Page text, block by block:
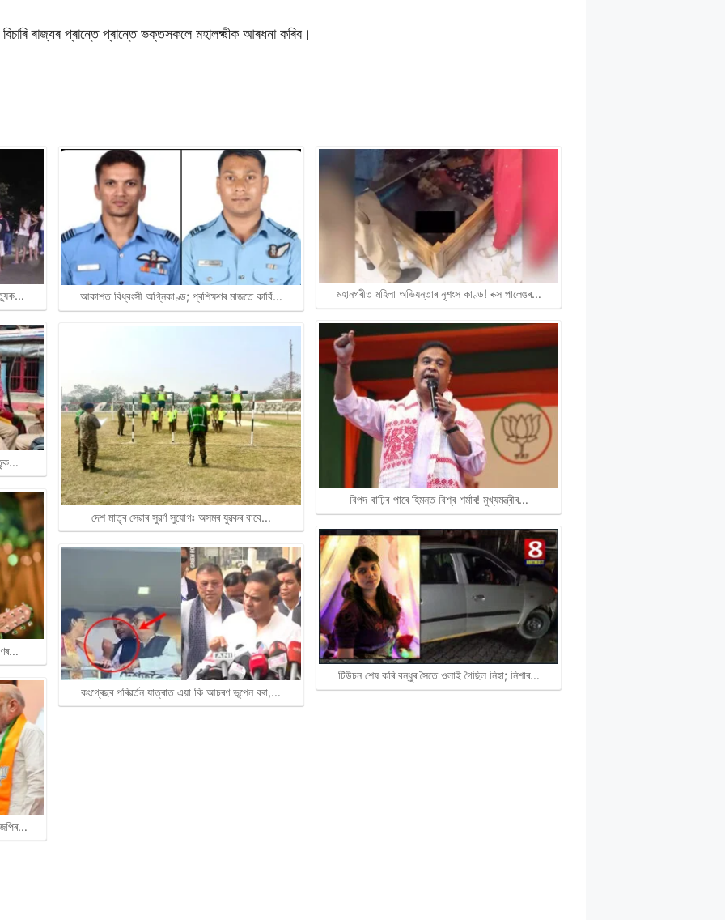
ৰাজ্যৰ প্ৰান্তে প্ৰান্তে ভক্তসকলে মহালক্ষ্মীক আৰধনা কৰিব।
আকাশত বিধ্বংসী অগ্নিকাণ্ড; প্ৰশিক্ষণৰ মাজতে কাৰ্বি…
দেশ মাতৃৰ সেৱাৰ সুৱৰ্ণ সুযোগঃ অসমৰ যুৱকৰ বাবে…
কংগ্ৰেছৰ পৰিৱৰ্তন যাত্ৰাত এয়া কি আচৰণ ভূপেন বৰা,…
মহানগৰীত মহিলা অভিযন্তাৰ নৃশংস কাণ্ড! বক্স পালেঙৰ…
বিপদ বাঢ়িব পাৰে হিমন্ত বিশ্ব শৰ্মাৰ! মুখ্যমন্ত্ৰীৰ…
টিউচন শেষ কৰি বন্ধুৰ সৈতে ওলাই গৈছিল নিহা; নিশাৰ…